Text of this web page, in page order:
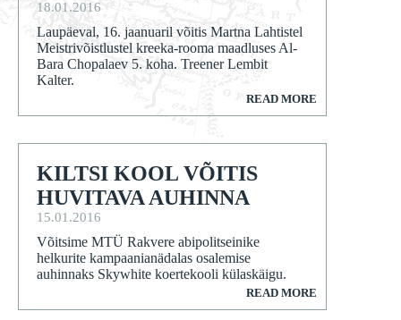
18.01.2016
Laupäeval, 16. jaanuaril võitis Martna Lahtistel
Meistrivõistlustel kreeka-rooma maadluses Al-
Bara Chopalaev 5. koha. Treener Lembit
Kalter.
READ MORE
KILTSI KOOL VÕITIS
HUVITAVA AUHINNA
15.01.2016
Võitsime MTÜ Rakvere abipolitseinike
helkurite kampaanianädalas osalemise
auhinnaks Skywhite koertekooli külaskäigu.
READ MORE